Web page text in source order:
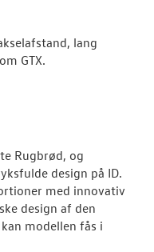
T-Roc
Den nye
Garanti
NYE VAREBILER
lang
GTX.
Rugbrød, og
design på ID.
med innovativ
design af den
modellen fås i